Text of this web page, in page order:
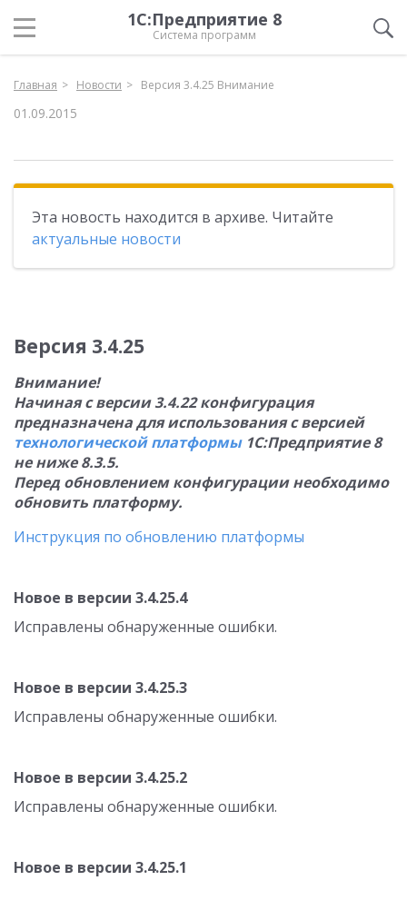
1С:Предприятие 8
Система программ
Главная Новости Версия 3.4.25 Внимание
01.09.2015
Эта новость находится в архиве. Читайте
актуальные новости
Версия 3.4.25
Внимание!
Начиная с версии 3.4.22 конфигурация
предназначена для использования с версией
технологической платформы1С:Предприятие 8
не ниже 8.3.5.
Перед обновлением конфигурации необходимо
обновить платформу.
Инструкция по обновлению платформы
Новое в версии 3.4.25.4
Исправлены обнаруженные ошибки.
Новое в версии 3.4.25.3
Исправлены обнаруженные ошибки.
Новое в версии 3.4.25.2
Исправлены обнаруженные ошибки.
Новое в версии 3.4.25.1